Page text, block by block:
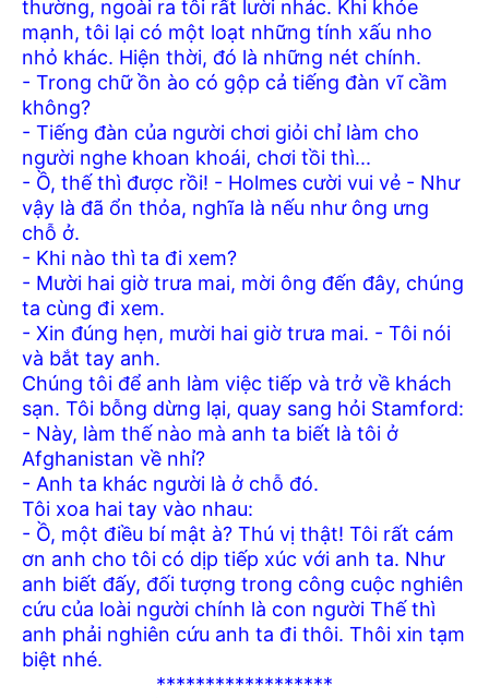
thường, ngoài ra tôi rất lười nhác. Khi khỏe
mạnh, tôi lại có một loạt những tính xấu nho
nhỏ khác. Hiện thời, đó là những nét chính.
- Trong chữ ồn ào có gộp cả tiếng đàn vĩ cầm
không?
- Tiếng đàn của người chơi giỏi chỉ làm cho
người nghe khoan khoái, chơi tồi thì...
- Ồ, thế thì được rồi! - Holmes cười vui vẻ - Như
vậy là đã ổn thỏa, nghĩa là nếu như ông ưng
chỗ ở.
- Khi nào thì ta đi xem?
- Mười hai giờ trưa mai, mời ông đến đây, chúng
ta cùng đi xem.
- Xin đúng hẹn, mười hai giờ trưa mai. - Tôi nói
và bắt tay anh.
Chúng tôi để anh làm việc tiếp và trở về khách
sạn. Tôi bỗng dừng lại, quay sang hỏi Stamford:
- Này, làm thế nào mà anh ta biết là tôi ở
Afghanistan về nhỉ?
- Anh ta khác người là ở chỗ đó.
Tôi xoa hai tay vào nhau:
- Ồ, một điều bí mật à? Thú vị thật! Tôi rất cám
ơn anh cho tôi có dịp tiếp xúc với anh ta. Như
anh biết đấy, đối tượng trong công cuộc nghiên
cứu của loài người chính là con người Thế thì
anh phải nghiên cứu anh ta đi thôi. Thôi xin tạm
biệt nhé.
******************